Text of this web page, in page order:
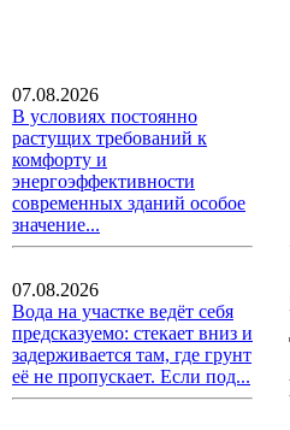
07.08.2026
В условиях постоянно
растущих требований к
комфорту и
энергоэффективности
современных зданий особое
значение...
07.08.2026
Вода на участке ведёт себя
предсказуемо: стекает вниз и
задерживается там, где грунт
её не пропускает. Если под...